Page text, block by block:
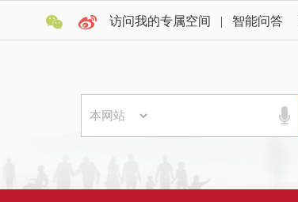
访问我的专属空间 | 智能问答